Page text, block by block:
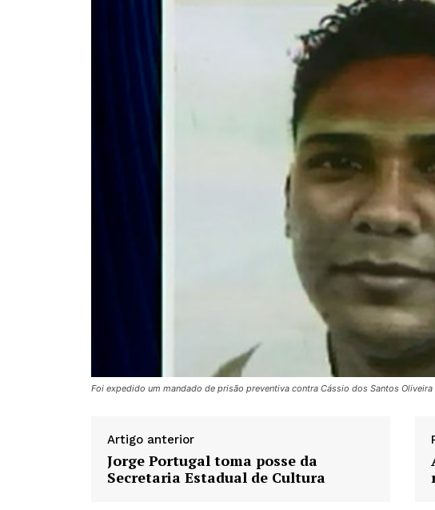
Foi expedido um mandado de prisão preventiva contra Cássio dos Santos Oliveira
Artigo anterior
Jorge Portugal toma posse da
Secretaria Estadual de Cultura